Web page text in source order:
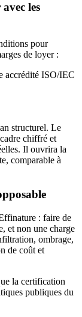
les
pour
de loyer :
accrédité ISO/IEC
structurel. Le
chiffré et
Il ouvrira la
comparable à
: faire de
et non une charge
ombrage,
de coût et
la certification
publiques du